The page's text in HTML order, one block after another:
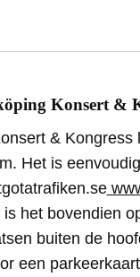
Konsert &
&
Het is
het bovendien
buiten de
een